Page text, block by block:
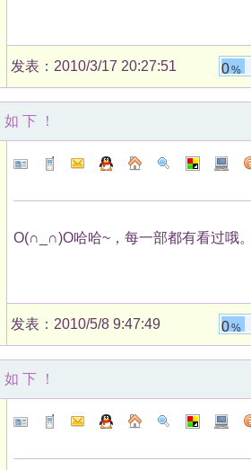
发表：2010/3/17 20:27:51 0%
下！
O(∩_∩)O哈哈~，每一部都有看过哦
发表：2010/5/8 9:47:49 0%
下！